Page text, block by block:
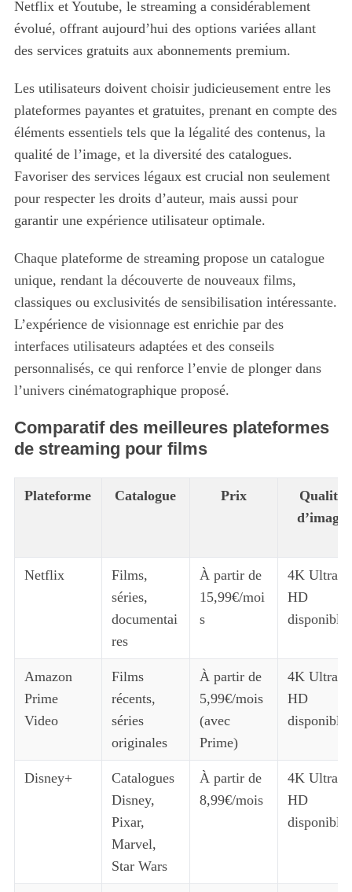
Netflix et Youtube, le streaming a considérablement
évolué, offrant aujourd’hui des options variées allant
des services gratuits aux abonnements premium.
Les utilisateurs doivent choisir judicieusement entre les
plateformes payantes et gratuites, prenant en compte des
éléments essentiels tels que la légalité des contenus, la
qualité de l’image, et la diversité des catalogues.
Favoriser des services légaux est crucial non seulement
pour respecter les droits d’auteur, mais aussi pour
garantir une expérience utilisateur optimale.
Chaque plateforme de streaming propose un catalogue
unique, rendant la découverte de nouveaux films,
classiques ou exclusivités de sensibilisation intéressante.
L’expérience de visionnage est enrichie par des
interfaces utilisateurs adaptées et des conseils
personnalisés, ce qui renforce l’envie de plonger dans
l’univers cinématographique proposé.
Comparatif des meilleures plateformes
de streaming pour films
Plateforme Catalogue Prix
Qualité
d’image
Netflix
Films,
séries,
documentai
res
À partir de
15,99€/moi
s
4K Ultra
HD
disponible
Amazon
Prime
Video
Films
récents,
séries
originales
À partir de
5,99€/mois
(avec
Prime)
4K Ultra
HD
disponible
Disney+
Catalogues
Disney,
Pixar,
Marvel,
Star Wars
À partir de
8,99€/mois
4K Ultra
HD
disponible